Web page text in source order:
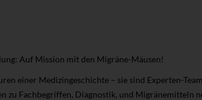
Auf Mission mit den Migräne-Mäusen!
einer Medizingeschichte – sie sind Experten-
zu Fachbegriffen, Diagnostik, und Migränemitteln